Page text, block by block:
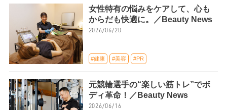
女性特有の悩みをケアして、心も
からだも快適に。／Beauty News
2026/06/20
#健康 #美容 #PR
元競輪選手の“楽しい筋トレ”でボ
ディ革命！／Beauty News
2026/06/16